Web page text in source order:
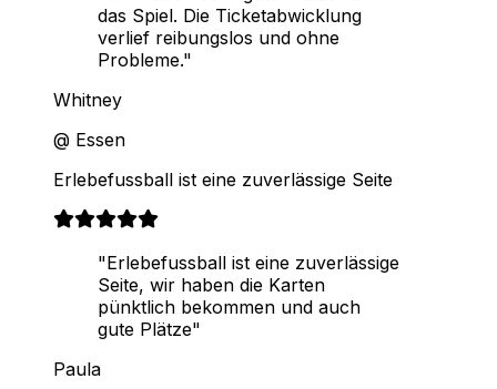
das Spiel. Die Ticketabwicklung
verlief reibungslos und ohne
Probleme."
Whitney
@ Essen
Erlebefussball ist eine zuverlässige Seite
"Erlebefussball ist eine zuverlässige
Seite, wir haben die Karten
pünktlich bekommen und auch
gute Plätze"
Paula